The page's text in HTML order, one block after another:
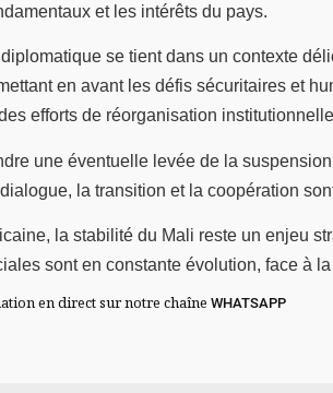
et les intérêts du pays.
se tient dans un contexte
en avant les défis sécuritaires et
efforts de réorganisation
une éventuelle levée de la
la transition et la coopération
la stabilité du Mali reste un enjeu
sont en constante évolution, face à
en direct sur notre chaîneWHATSAPP